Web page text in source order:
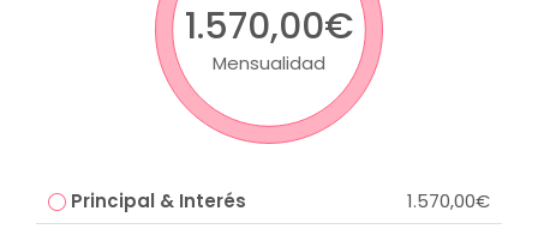
1.570,00€
Mensualidad
Principal & Interés 1.570,00€